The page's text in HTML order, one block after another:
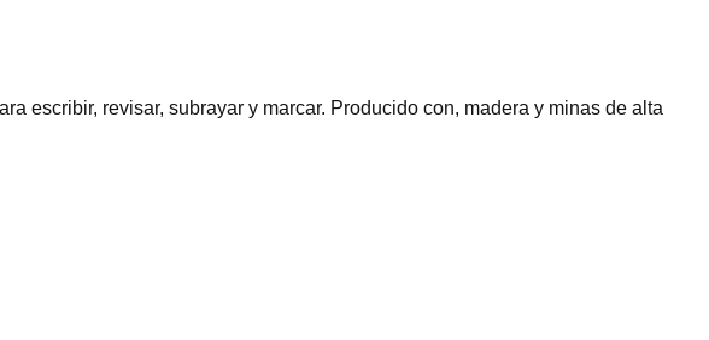
escribir, revisar, subrayar y marcar. Producido con, madera y minas de alta